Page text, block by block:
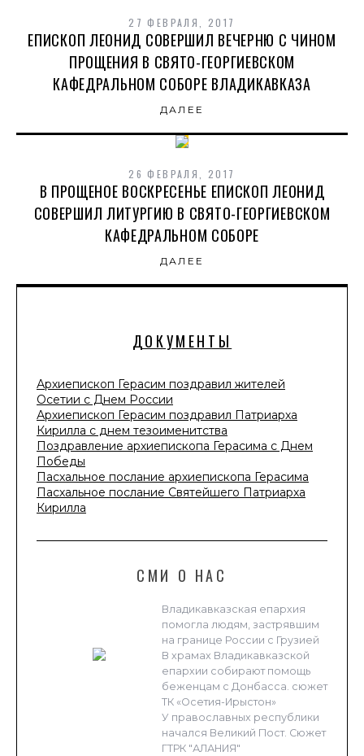
ДОКУМЕНТЫ
Архиепископ Герасим поздравил жителей
Осетии с Днем России
Архиепископ Герасим поздравил Патриарха
Кирилла с днем тезоименитства
Поздравление архиепископа Герасима с Днем
Победы
Пасхальное послание архиепископа Герасима
Пасхальное послание Святейшего Патриарха
Кирилла
СМИ О НАС
Владикавказская епархия
помогла людям, застрявшим
на границе России с Грузией
В храмах Владикавказской
епархии собирают помощь
беженцам с Донбасса. сюжет
ТК «Осетия-Ирыстон»
У православных республики
начался Великий Пост. Сюжет
ГТРК "АЛАНИЯ"
27 ФЕВРАЛЯ, 2017
ЕПИСКОП ЛЕОНИД СОВЕРШИЛ ВЕЧЕРНЮ С ЧИНОМ
ПРОЩЕНИЯ В СВЯТО-ГЕОРГИЕВСКОМ
КАФЕДРАЛЬНОМ СОБОРЕ ВЛАДИКАВКАЗА
ДАЛЕЕ
26 ФЕВРАЛЯ, 2017
В ПРОЩЕНОЕ ВОСКРЕСЕНЬЕ ЕПИСКОП ЛЕОНИД
СОВЕРШИЛ ЛИТУРГИЮ В СВЯТО-ГЕОРГИЕВСКОМ
КАФЕДРАЛЬНОМ СОБОРЕ
ДАЛЕЕ